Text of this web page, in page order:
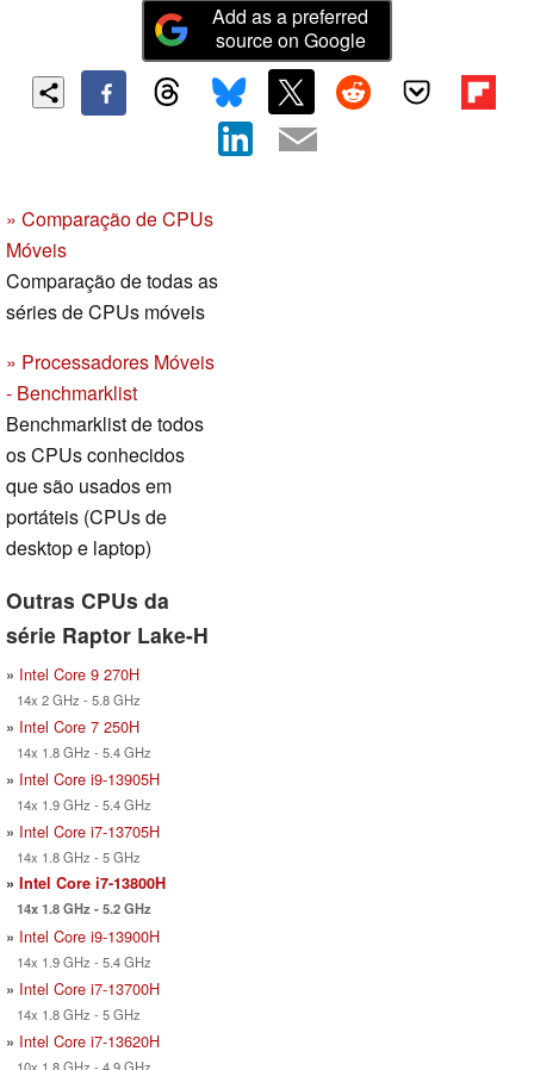
Add as a preferred
source on Google
» Comparação de CPUs
Móveis
Comparação de todas as
séries de CPUs móveis
» Processadores Móveis
- Benchmarklist
Benchmarklist de todos
os CPUs conhecidos
que são usados em
portáteis (CPUs de
desktop e laptop)
Outras CPUs da
série Raptor Lake-H
» Intel Core 9 270H
14x 2 GHz - 5.8 GHz
» Intel Core 7 250H
14x 1.8 GHz - 5.4 GHz
» Intel Core i9-13905H
14x 1.9 GHz - 5.4 GHz
» Intel Core i7-13705H
14x 1.8 GHz - 5 GHz
» Intel Core i7-13800H
14x 1.8 GHz - 5.2 GHz
» Intel Core i9-13900H
14x 1.9 GHz - 5.4 GHz
» Intel Core i7-13700H
14x 1.8 GHz - 5 GHz
» Intel Core i7-13620H